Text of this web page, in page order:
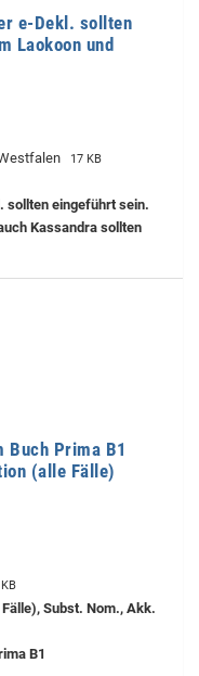
e-Dekl. sollten
Laokoon und
17 KB
sollten eingeführt sein.
Kassandra sollten
Buch Prima B1
(alle Fälle)
Subst. Nom., Akk.
B1